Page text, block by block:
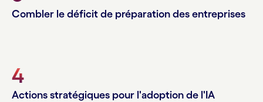
Combler le déficit de préparation des entreprises
4
Actions stratégiques pour l'adoption de l'IA